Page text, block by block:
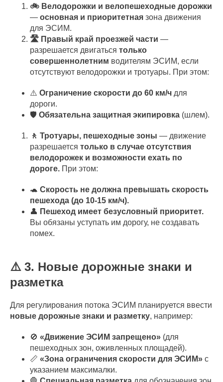
🚲 Велодорожки и велопешеходные дорожки
— основная и приоритетная зона движения
для ЭСИМ.
🛣️ Правый край проезжей части —
разрешается двигаться только
совершеннолетним водителям ЭСИМ, если
отсутствуют велодорожки и тротуары. При этом:
⚠️ Ограничение скорости до 60 км/ч для
дороги.
🛡️ Обязательна защитная экипировка (шлем).
🚶 Тротуары, пешеходные зоны — движение
разрешается только в случае отсутствия
велодорожек и возможности ехать по
дороге. При этом:
🐢 Скорость не должна превышать скорость
пешехода (до 10-15 км/ч).
👤 Пешеход имеет безусловный приоритет.
Вы обязаны уступать им дорогу, не создавать
помех.
⚠️ 3. Новые дорожные знаки и
разметка
Для регулирования потока ЭСИМ планируется ввести
новые дорожные знаки и разметку, например:
🚫 «Движение ЭСИМ запрещено» (для
пешеходных зон, оживленных площадей).
📏 «Зона ограничения скорости для ЭСИМ» с
указанием максималки.